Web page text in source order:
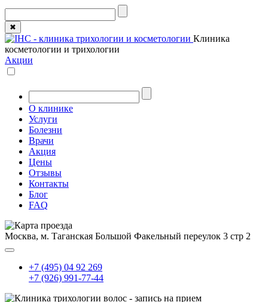
✖
Клиника
косметологии и трихологии
Акции
О клинике
Услуги
Болезни
Врачи
Акция
Цены
Отзывы
Контакты
Блог
FAQ
Москва, м. Таганская Большой Факельный переулок 3 стр 2
+7 (495) 04 92 269
+7 (926) 991-77-44